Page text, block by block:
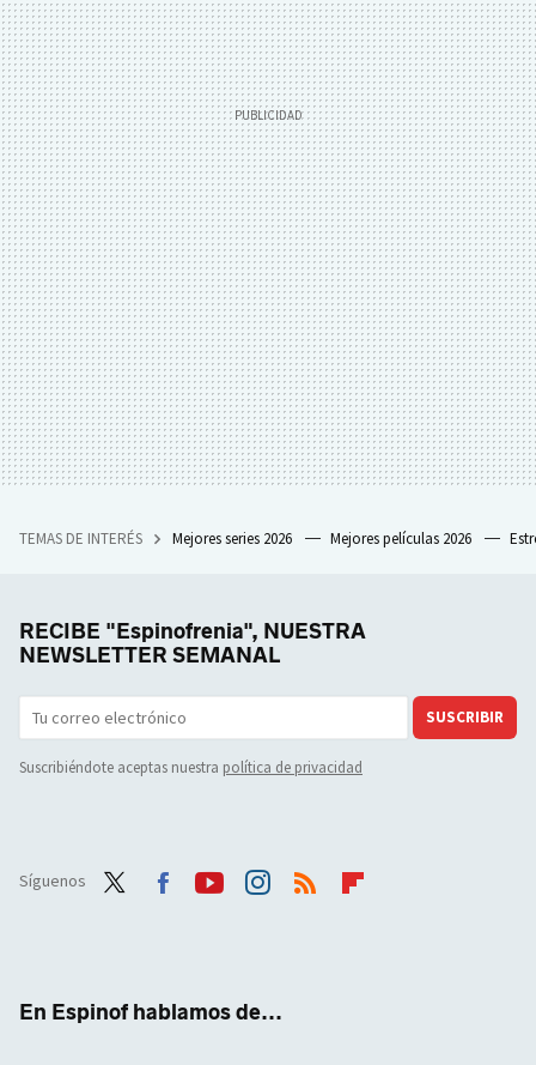
TEMAS DE INTERÉS Mejores series 2026 Mejores películas 2026
RECIBE "Espinofrenia", NUESTRA
NEWSLETTER SEMANAL
SUSCRIBIR
Suscribiéndote aceptas nuestra política de privacidad
Síguenos
En Espinof hablamos de...